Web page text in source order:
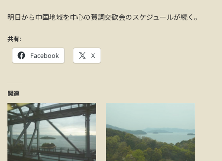
明日から中国地域を中心の賀詞交歓会のスケジュールが続く。
共有:
Facebook X
関連